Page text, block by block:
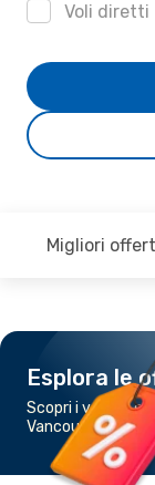
Voli diretti
Migliori
Esplora le
Scopri i voli più
Vancouver